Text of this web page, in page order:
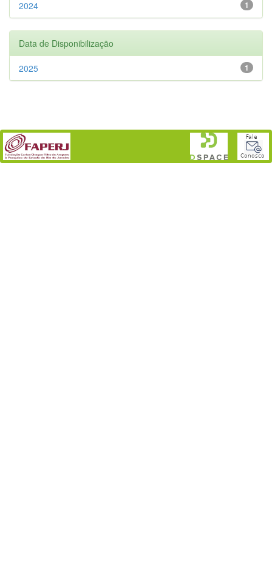
1
2024
Data de Disponibilização
1
2025